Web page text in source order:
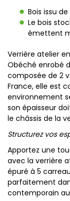
Bois issu
Le bois
émettent
Verrière atelier
Obéché enrobé
composée de 2
France, elle est
environnement
son épaisseur
le châssis de la
Structurez vos
Apportez une
avec la verrière
épuré à 5
parfaitement
contemporain